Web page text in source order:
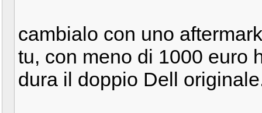
cambialo con uno
tu, con meno di 1000 euro
dura il doppio Dell